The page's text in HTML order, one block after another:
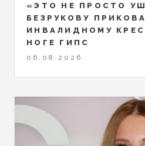
«ЭТО НЕ ПРОСТО
БЕЗРУКОВУ
ИНВАЛИДНОМУ
НОГЕ ГИПС
06.08.2026